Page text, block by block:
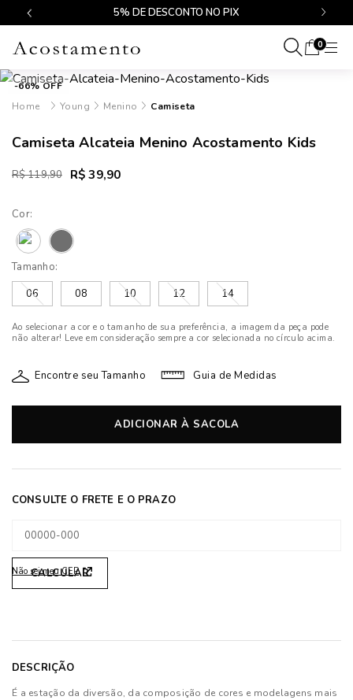
5% DE DESCONTO NO PIX
0
-66% OFF
Young
Menino Camiseta
Camiseta Alcateia Menino Acostamento Kids
R$ 119,90 R$ 39,90
Cor:
Tamanho:
06
08 10 12 14
Ao selecionar a cor e o tamanho de sua preferência, a imagem da peça pode
não alterar! Leve em consideração sempre a cor selecionada no círculo acima.
Encontre seu Tamanho Guia de Medidas
ADICIONAR À SACOLA
Não sei meu CEP
DESCRIÇÃO
É a estação da diversão, da composição de cores e modelagens mais